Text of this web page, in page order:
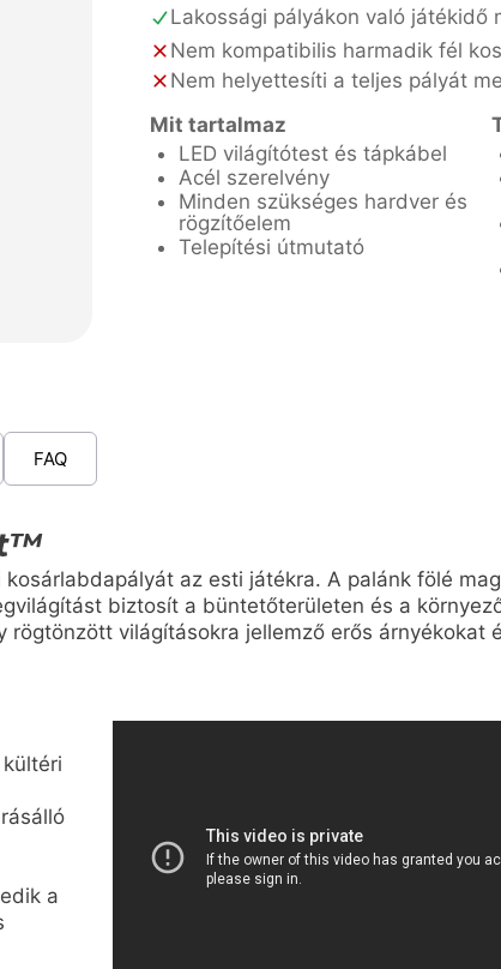
Lakossági pályákon való játékidő
Nem kompatibilis harmadik fél
Nem helyettesíti a teljes pályát
Mit tartalmaz
LED világítótest és tápkábel
Acél szerelvény
Minden szükséges hardver és
rögzítőelem
Telepítési útmutató
FAQ
az esti játékra. A palánk fölé
biztosít a büntetőterületen és a
világításokra jellemző erős árnyékokat
a